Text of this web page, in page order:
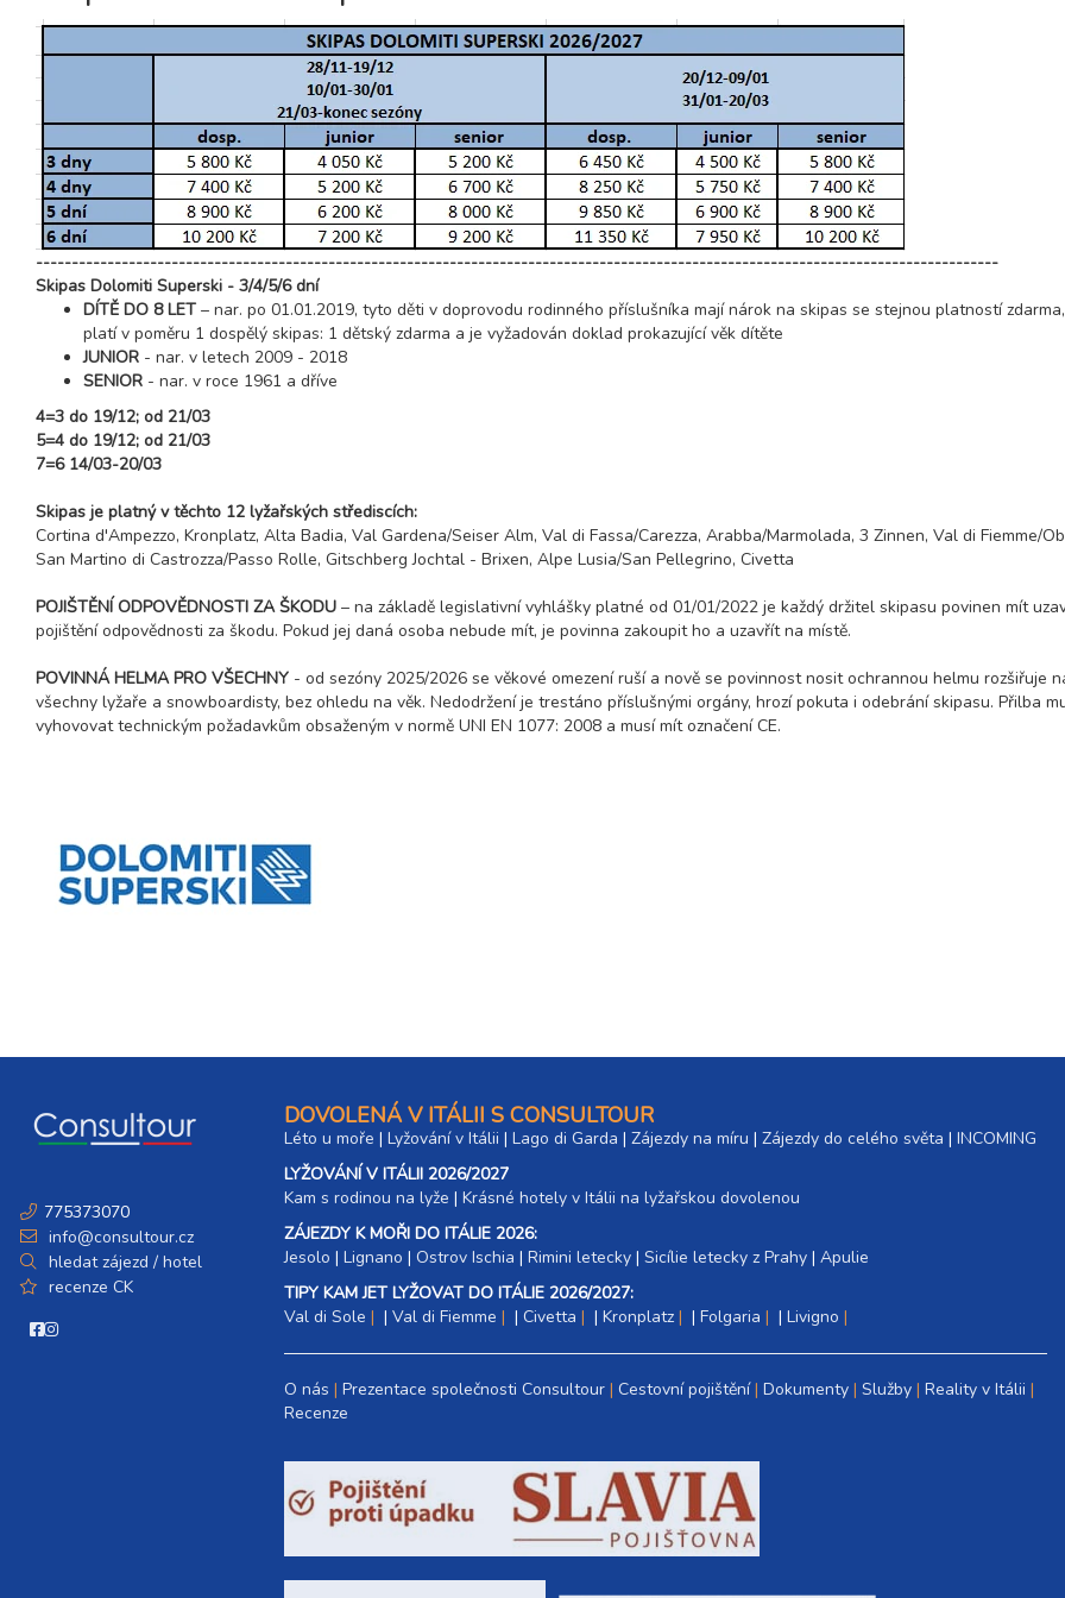
23.01. - 30.01.27
8 dní (7 nocí) 18 300 Kč
5 dní (4 noci) 10 500 Kč
sobota - čtvrtek
6 dní (5 nocí) 13 100 Kč
30.01. - 06.02.27
sobota - sobota
8 dní (7 nocí) 18 300 Kč
únor 2027
06.02. - 10.02.27
sobota - středa
5 dní (4 noci) 12 000 Kč
06.02. - 11.02.27
06.02. - 13.02.27
sobota - sobota
sobota - středa
5 dní (4 noci)
13.02. - 18.02.27
sobota - čtvrtek
6 dní (5 nocí) 13 100 Kč
13.02. - 20.02.27
sobota - sobota
8 dní (7 nocí) 18 300 Kč
20.02. - 24.02.27
sobota - středa
5 dní (4 noci) 10 500 Kč
20.02. - 25.02.27
6 dní (5 nocí) 13 100 Kč
sobota - středa
27.02. - 04.03.27
06.03. - 11.03.27
6 dní (5 nocí) 12 900 Kč
sobota - sobota
8 dní (7 nocí) 18 000 Kč
13.03. - 17.03.27
sobota - středa
5 dní (4 noci) 9 500 Kč
sobota - čtvrtek
6 dní (5 nocí) 11 800 Kč
6 dní (5 nocí)
---------------------------------------------------------------------------------------------------------------------------------------
Skipas Dolomiti Superski - 3/4/5/6 dní
DÍTĚ DO 8 LET – nar. po 01.01.2019, tyto děti v doprovodu rodinného příslušníka mají nárok na skipas se stejnou platností
platí v poměru 1 dospělý skipas: 1 dětský zdarma a je vyžadován doklad prokazující věk dítěte
JUNIOR - nar. v letech 2009 - 2018
SENIOR - nar. v roce 1961 a dříve
4=3 do 19/12; od 21/03
5=4 do 19/12; od 21/03
7=6 14/03-20/03
Skipas je platný v těchto 12 lyžařských střediscích:
Cortina d'Ampezzo, Kronplatz, Alta Badia, Val Gardena/Seiser Alm, Val di Fassa/Carezza, Arabba/Marmolada, 3 Zinnen, Val di Fiemme/
San Martino di Castrozza/Passo Rolle, Gitschberg Jochtal - Brixen, Alpe Lusia/San Pellegrino, Civetta
POJIŠTĚNÍ ODPOVĚDNOSTI ZA ŠKODU – na základě legislativní vyhlášky platné od 01/01/2022 je každý držitel skipasu povinen mít
pojištění odpovědnosti za škodu. Pokud jej daná osoba nebude mít, je povinna zakoupit ho a uzavřít na místě.
POVINNÁ HELMA PRO VŠECHNY - od sezóny 2025/2026 se věkové omezení ruší a nově se povinnost nosit ochrannou helmu rozšiřuje
všechny lyžaře a snowboardisty, bez ohledu na věk. Nedodržení je trestáno příslušnými orgány, hrozí pokuta i odebrání skipasu. Přilba
vyhovovat technickým požadavkům obsaženým v normě UNI EN 1077: 2008 a musí mít označení CE.
775373070
info@consultour.cz
hledat zájezd / hotel
recenze CK
DOVOLENÁ V ITÁLII S CONSULTOUR
Léto u moře | Lyžování v Itálii | Lago di Garda | Zájezdy na míru | Zájezdy do celého světa | INCOMING
LYŽOVÁNÍ V ITÁLII 2026/2027
Kam s rodinou na lyže |​ Krásné hotely v Itálii na lyžařskou dovolenou
ZÁJEZDY K MOŘI DO ITÁLIE 2026:
Jesolo | Lignano | Ostrov Ischia | Rimini letecky | Sicílie letecky z Prahy | Apulie
TIPY KAM JET LYŽOVAT DO ITÁLIE 2026/2027:
Val di Sole
| Val di Fiemme | Civetta | Kronplatz | Folgaria | Livigno
O nás Prezentace společnosti Consultour Cestovní pojištění Dokumenty Služby Reality v Itálii
Recenze